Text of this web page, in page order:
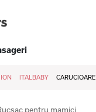
ITALBABY CARUCIOARE
pentru mamici